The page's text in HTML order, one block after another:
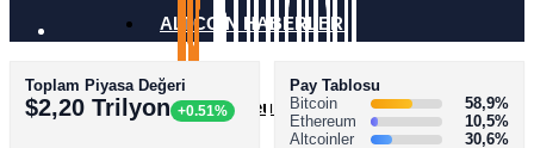
ALTCOİN HABERLERİ
Ethereum Haberleri
AKADEMİ
Toplam Piyasa Değeri
$2,20 Trilyon +0.51%
Pay Tablosu
Bitcoin
58,9%
Ethereum
10,5%
Altcoinler
30,6%